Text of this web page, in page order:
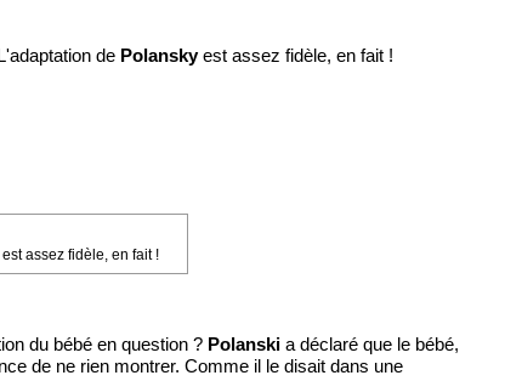
de Polanskyest assez fidèle, en fait !
assez fidèle, en fait !
du bébé en question ? Polanski a déclaré que le bébé,
de ne rien montrer. Comme il le disait dans une